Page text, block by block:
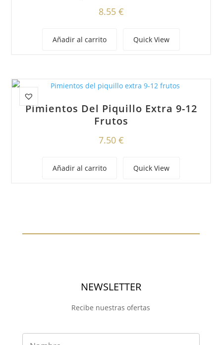
8.55 €
Añadir al carrito Quick View
Pimientos Del Piquillo Extra 9-12
Frutos
7.50 €
Añadir al carrito Quick View
NEWSLETTER
Recibe nuestras ofertas